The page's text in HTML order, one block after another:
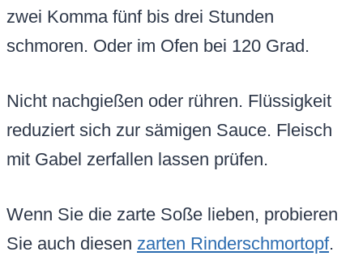
zwei Komma fünf bis drei Stunden
schmoren. Oder im Ofen bei 120 Grad.
Nicht nachgießen oder rühren. Flüssigkeit
reduziert sich zur sämigen Sauce. Fleisch
mit Gabel zerfallen lassen prüfen.
Wenn Sie die zarte Soße lieben, probieren
Sie auch diesen zarten Rinderschmortopf.